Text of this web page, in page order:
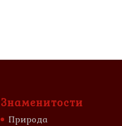
Знаменитости
Природа